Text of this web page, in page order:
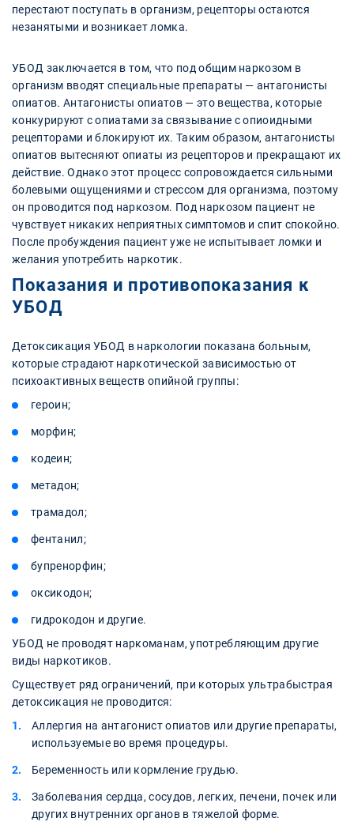
перестают поступать в организм, рецепторы остаются
незанятыми и возникает ломка.
УБОД заключается в том, что под общим наркозом в
организм вводят специальные препараты — антагонисты
опиатов. Антагонисты опиатов — это вещества, которые
конкурируют с опиатами за связывание с опиоидными
рецепторами и блокируют их. Таким образом, антагонисты
опиатов вытесняют опиаты из рецепторов и прекращают их
действие. Однако этот процесс сопровождается сильными
болевыми ощущениями и стрессом для организма, поэтому
он проводится под наркозом. Под наркозом пациент не
чувствует никаких неприятных симптомов и спит спокойно.
После пробуждения пациент уже не испытывает ломки и
желания употребить наркотик.
Показания и противопоказания к
УБОД
Детоксикация УБОД в наркологии показана больным,
которые страдают наркотической зависимостью от
психоактивных веществ опийной группы:
героин;
морфин;
кодеин;
метадон;
трамадол;
фентанил;
бупренорфин;
оксикодон;
гидрокодон и другие.
УБОД не проводят наркоманам, употребляющим другие
виды наркотиков.
Существует ряд ограничений, при которых ультрабыстрая
детоксикация не проводится:
Аллергия на антагонист опиатов или другие препараты,
используемые во время процедуры.
Беременность или кормление грудью.
Заболевания сердца, сосудов, легких, печени, почек или
других внутренних органов в тяжелой форме.